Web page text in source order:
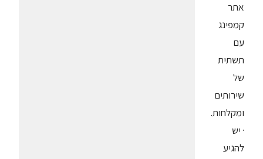
אתר
קמפינג
עם
תשתית
של
שירותים
ומקלחות.
· יש
להגיע